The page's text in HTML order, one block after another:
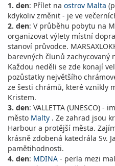
1. den: Přílet na ostrov Malta
kdykoliv změnit - je ve
2. den: V průběhu pobytu na
organizovat výlety místní
stanoví průvodce.
barevných člunů zachycovaný
Každou neděli se zde konají
pozůstatky největšího
ze šesti chrámů, které vznikly
Kristem.
3. den: VALLETTA (UNESCO)
město Malty . Ze zahrad jsou
Harbour a protější města.
krásně zdobená katedrála Sv.
pamětihodnosti.
4. den: MDINA - perla mezi